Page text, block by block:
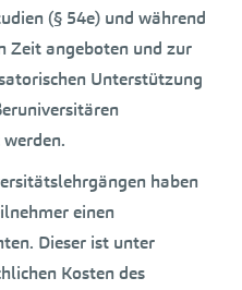
(§ 54e) und während
Zeit angeboten und zur
Unterstützung
haben
einen
Dieser ist unter
Kosten des